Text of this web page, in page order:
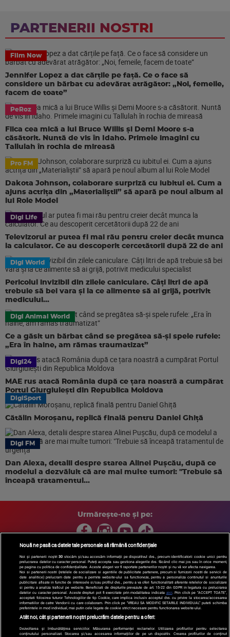
PARTENERII NOSTRI
Film Now
Jennifer Lopez a dat cărțile pe față. Ce o face să
considere un bărbat cu adevărat atrăgător: „Noi, femeile,
facem de toate”
PeRoz
Fiica cea mică a lui Bruce Willis și Demi Moore s-a
căsătorit. Nuntă de vis în Idaho. Primele imagini cu
Tallulah în rochia de mireasă
Pro FM
Dakota Johnson, colaborare surpriză cu iubitul ei. Cum a
ajuns actrița din „Materialiștii” să apară pe noul album al
lui Role Model
Digi Life
Televizorul ar putea fi mai rău pentru creier decât munca
la calculator. Ce au descoperit cercetătorii după 22 de ani
Digi World
Pericolul invizibil din zilele caniculare. Câți litri de apă
trebuie să bei vara și la ce alimente să ai grijă, potrivit
medicului...
Digi Animal World
Ce a găsit un bărbat când se pregătea să-și spele rufele:
„Era în haine, am rămas traumatizat”
Digi24
MAE rus atacă România după ce țara noastră a cumpărat
Portul Giurgiulești din Republica Moldova
DigiSport
Cătălin Moroșanu, replică finală pentru Daniel Ghiță
Digi FM
Dan Alexa, detalii despre starea Alinei Pușcău, după ce
modelul a dezvăluit că are mai multe tumori: "Trebuie să
înceapă tratamentul...
Urmărește-ne și pe:
Copyright © 2026 / DIGI ROMANIA S.A.
Arhiva
Comunicate de presă Politica de confidentialitate
Termeni
si conditii
Gestionați preferințele| Contact/Info Codul etic
Nouă ne pasă ca datele tale personale să rămână confidențiale
Noi și partenerii noștri30 stocăm și/sau accesăm informații pe dispozitivul dvs., precum identificatorii cookie unici pentru
prelucrarea datelor cu caracter personal. Puteți accepta sau gestiona alegerile dvs. făcând clic mai jos sau în orice moment,
pe pagina cu politica de confidențialitate. Aceste alegeri vor fi raportate partenerilor noștri și nu vă vor afecta navigarea.
Noi si partenerii nostri (retelele de socializare si agentiile de publicitate partenere, precum si furnizorii nostri de servicii de
date analitice) prelucram date pentru a permite website-ului sa functioneze, pentru a personaliza continutul si anunturile
publicitare afisate in functie de interesele si/sau profilul dvs., pentru a va oferi functionalitati aferente retelelor de socializare
si pentru a analiza traficul pe website. Beneficiati de drepturile prevazute de art. 15-22 din GDPR in legatura cu prelucrarea
datelor cu caracter personal. Aceste drepturi pot fi exercitate prin modalitatea indicata aici. Prin click pe “ACCEPT TOATE”,
acceptati folosirea tuturor Tehnologiilor de tip Cookie, care implica inclusiv acceptul dvs. cu privire la stocarea/accesarea
informatiilor de catre Vendor-ii cu care colaboram. Prin click pe “VREAU SA MODIFIC SETARILE INDIVIDUAL” puteti schimba
preferintele in mod individual, mai putin cele legate de cookie strict necesare pentru functionarea website-ului.
Atât noi, cât și partenerii noștri prelucrăm datele pentru a oferi:
Dezvoltarea și îmbunătățirea serviciilor. Măsurarea performanței reclamelor. Utilizarea profilurilor pentru selectarea
conținutului personalizat. Stocarea și/sau accesarea informațiilor de pe un dispozitiv. Crearea profilurilor de conținut